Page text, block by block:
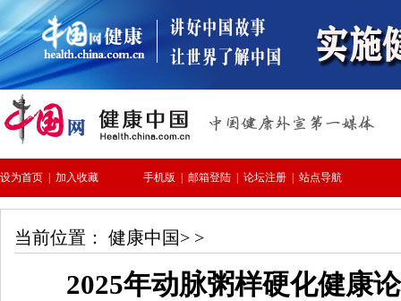
当前位置： 健康中国> >
2025年动脉粥样硬化健康